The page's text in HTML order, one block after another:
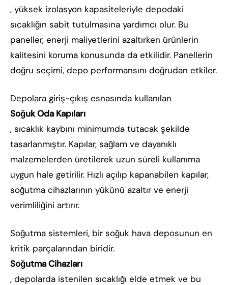
, yüksek izolasyon kapasiteleriyle depodaki
sıcaklığın sabit tutulmasına yardımcı olur. Bu
paneller, enerji maliyetlerini azaltırken ürünlerin
kalitesini koruma konusunda da etkilidir. Panellerin
doğru seçimi, depo performansını doğrudan etkiler.
Depolara giriş-çıkış esnasında kullanılan
Soğuk Oda Kapıları
, sıcaklık kaybını minimumda tutacak şekilde
tasarlanmıştır. Kapılar, sağlam ve dayanıklı
malzemelerden üretilerek uzun süreli kullanıma
uygun hale getirilir. Hızlı açılıp kapanabilen kapılar,
soğutma cihazlarının yükünü azaltır ve enerji
verimliliğini artırır.
Soğutma sistemleri, bir soğuk hava deposunun en
kritik parçalarından biridir.
Soğutma Cihazları
, depolarda istenilen sıcaklığı elde etmek ve bu